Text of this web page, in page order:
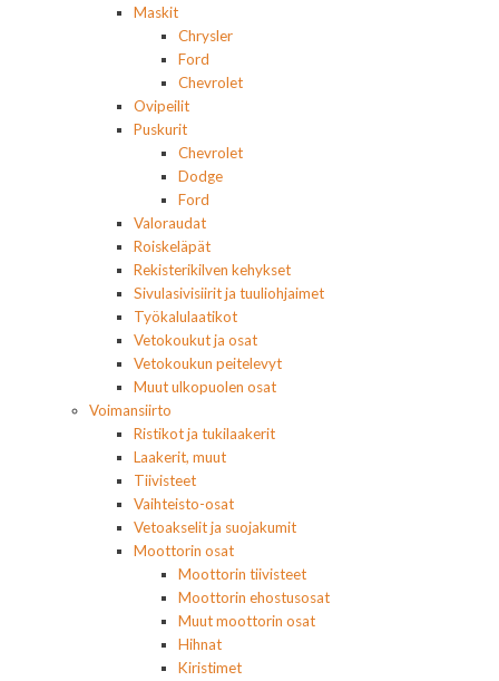
Maskit
Chrysler
Ford
Chevrolet
Ovipeilit
Puskurit
Chevrolet
Dodge
Ford
Valoraudat
Roiskeläpät
Rekisterikilven kehykset
Sivulasivisiirit ja tuuliohjaimet
Työkalulaatikot
Vetokoukut ja osat
Vetokoukun peitelevyt
Muut ulkopuolen osat
Voimansiirto
Ristikot ja tukilaakerit
Laakerit, muut
Tiivisteet
Vaihteisto-osat
Vetoakselit ja suojakumit
Moottorin osat
Moottorin tiivisteet
Moottorin ehostusosat
Muut moottorin osat
Hihnat
Kiristimet